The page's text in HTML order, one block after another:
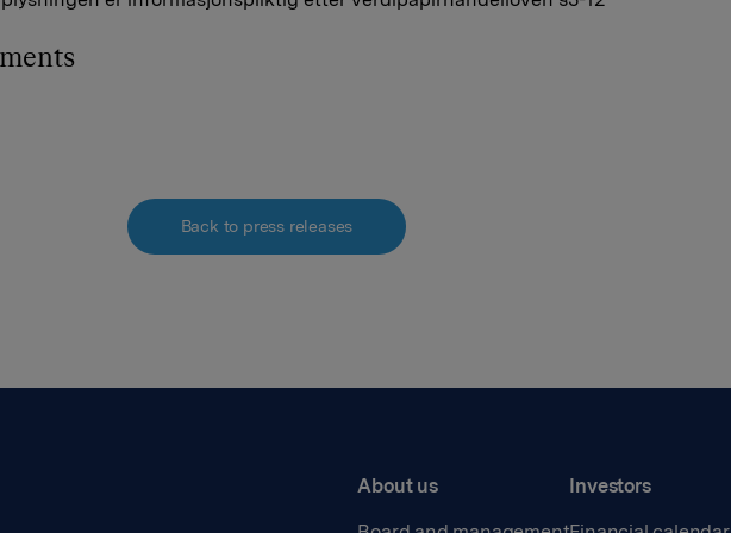
Back to press releases
About us
Investors